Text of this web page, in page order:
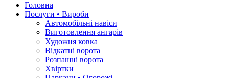
Головна
Послуги • Вироби
Автомобільні навіси
Виготовлення ангарів
Художня ковка
Відкатні ворота
Розпашні ворота
Хвіртки